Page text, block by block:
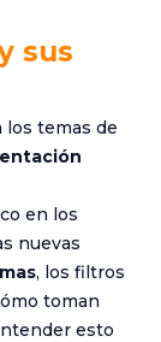
sus
los temas de
en los
nuevas
, los filtros
toman
esto